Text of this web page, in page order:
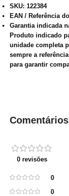
SKU: 122384
EAN / Referência
Garantia indicada
Produto indicado
unidade completa
sempre a
para garantir
0 revisões
0
0